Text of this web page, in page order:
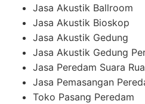
Jasa Akustik Ballroom
Jasa Akustik Bioskop
Jasa Akustik Gedung
Jasa Akustik Gedung
Jasa Peredam Suara
Jasa Pemasangan
Toko Pasang Peredam